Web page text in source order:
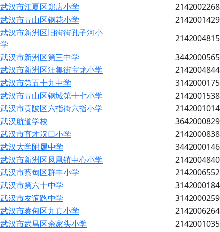
武汉市江夏区郑店小学
2142002268
武汉市青山区钢花小学
2142001429
武汉市新洲区旧街街孔子河小
学
2142004815
武汉市新洲区第三中学
3442000565
武汉市新洲区汪集街宝龙小学
2142004844
武汉市第五十九中学
3142000175
武汉市青山区钢城第十七小学
2142001538
武汉市黄陂区六指街六指小学
2142001014
武汉航道学校
3642000829
武汉市育才汉口小学
2142000838
武汉大学附属中学
3442000146
武汉市新洲区凤凰镇中心小学
2142004840
武汉市蔡甸区群丰小学
2142006552
武汉市第六十中学
3142000184
武汉市友谊路中学
3142000259
武汉市蔡甸区九真小学
2142006264
武汉市武昌区余家头小学
2142001035